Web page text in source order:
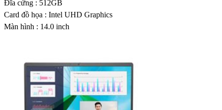
Đĩa cứng : 512GB
Card đồ họa : Intel UHD Graphics
Màn hình : 14.0 inch